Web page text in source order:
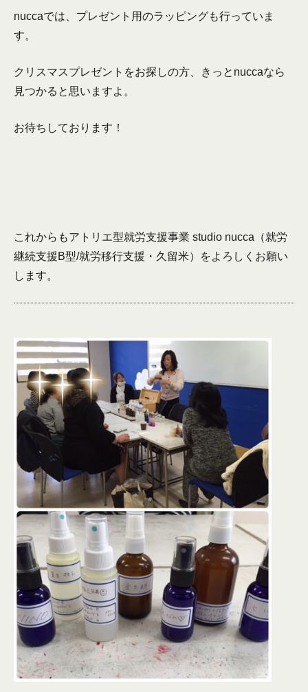
nuccaでは、プレゼント用のラッピングも行っていま
す。
クリスマスプレゼントをお探しの方、きっとnuccaなら
見つかると思いますよ。
お待ちしております！
これからもアトリエ型就労支援事業 studio nucca（就労
継続支援B型/就労移行支援・久留米）をよろしくお願い
します。